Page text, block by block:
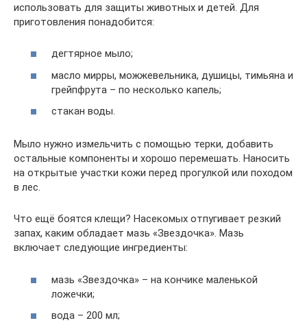
использовать для защиты животных и детей. Для
приготовления понадобится:
дегтярное мыло;
масло мирры, можжевельника, душицы, тимьяна и
грейпфрута – по несколько капель;
стакан воды.
Мыло нужно измельчить с помощью терки, добавить
остальные компоненты и хорошо перемешать. Наносить
на открытые участки кожи перед прогулкой или походом
в лес.
Что ещё боятся клещи? Насекомых отпугивает резкий
запах, каким обладает мазь «Звездочка». Мазь
включает следующие ингредиенты:
мазь «Звездочка» – на кончике маленькой
ложечки;
вода – 200 мл;